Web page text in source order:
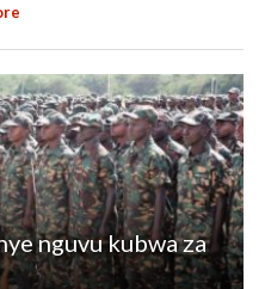
nguvu kubwa za